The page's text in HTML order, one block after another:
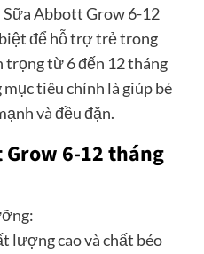
Sữa Abbott Grow 6-12
để hỗ trợ trẻ trong
trọng từ 6 đến 12 tháng
tiêu chính là giúp bé
và đều đặn.
Grow 6-12 tháng
lượng cao và chất béo